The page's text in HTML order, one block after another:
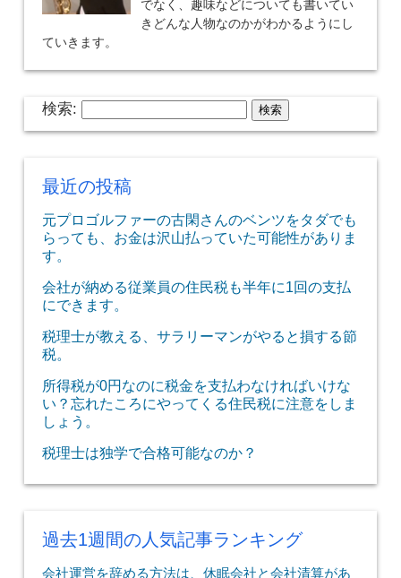
でなく、趣味などについても書いてい
きどんな人物なのかがわかるようにし
ていきます。
検索:
最近の投稿
元プロゴルファーの古閑さんのベンツをタダでも
らっても、お金は沢山払っていた可能性がありま
す。
会社が納める従業員の住民税も半年に1回の支払
にできます。
税理士が教える、サラリーマンがやると損する節
税。
所得税が0円なのに税金を支払わなければいけな
い？忘れたころにやってくる住民税に注意をしま
しょう。
税理士は独学で合格可能なのか？
過去1週間の人気記事ランキング
会社運営を辞める方法は、休眠会社と会社清算があ